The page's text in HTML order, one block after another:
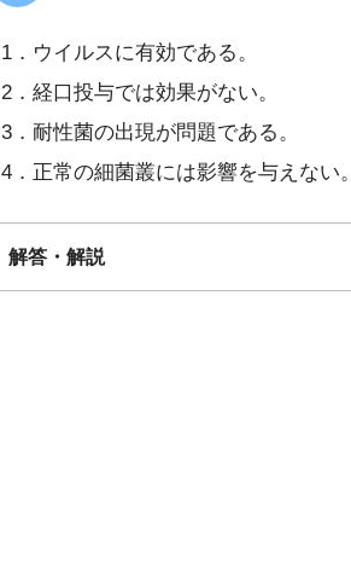
1．ウイルスに有効である。
2．経口投与では効果がない。
3．耐性菌の出現が問題である。
4．正常の細菌叢には影響を与えない。
解答・解説